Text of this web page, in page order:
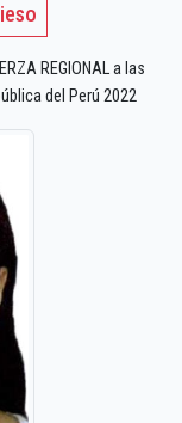
REGIONAL a las
del Perú 2022